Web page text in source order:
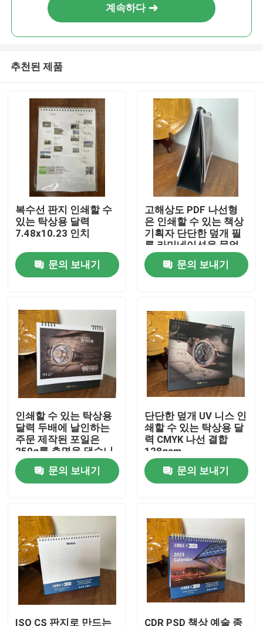
회사 소개
접촉
제품 소개
비디오
컬러링 북 프린팅
하드커버 노트북 프린팅
인쇄물 캐리어 백
텍스트 북 프린트 서비스
계속하다
추천된 제품
복수선 판지 인쇄할 수
있는 탁상용 달력
7.48x10.23 인치
문의 보내기
고해상도 PDF 나선형
은 인쇄할 수 있는 책상
기획자 단단한 덮개 필
름 라미네이션을 묶었
습니다
문의 보내기
인쇄할 수 있는 탁상용
달력 두배에 날인하는
주문 제작된 포일은
250g를 측면을 댔습니
다
문의 보내기
단단한 덮개 UV 니스 인
쇄할 수 있는 탁상용 달
력 CMYK 나선 결합
128gsm
문의 보내기
ISO CS 판지로 만드는 CDR PSD 책상 예술 종